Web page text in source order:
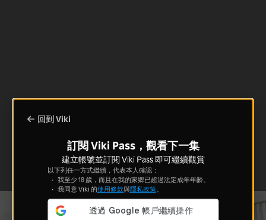
回到 Viki
訂閱 Viki Pass，觀看下一集
建立帳號並訂閱 Viki Pass 即可繼續觀賞
以下列任一方式繼續，代表本人確認：
我至少 18 歲，而且在我的家鄉已超過法定成年年齡。
我同意 Viki 的使用條款與隱私政策。